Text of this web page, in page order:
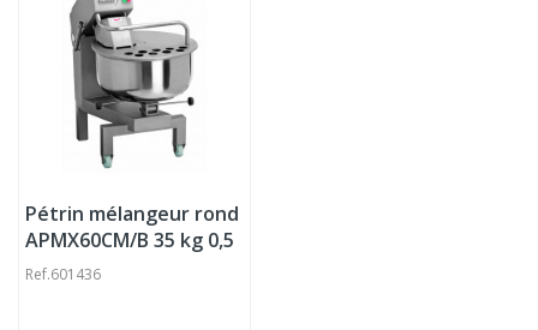
Pétrin mélangeur rond
APMX60CM/B 35 kg 0,5
kW 400v Dadaux
Ref.601436